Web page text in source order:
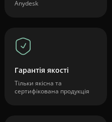
Anydesk
Гарантія якості
Тільки якісна та
сертифікована продукція